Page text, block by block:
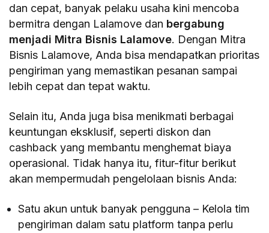
dan cepat, banyak pelaku usaha kini mencoba
bermitra dengan Lalamove dan bergabung
menjadi Mitra Bisnis Lalamove. Dengan Mitra
Bisnis Lalamove, Anda bisa mendapatkan prioritas
pengiriman yang memastikan pesanan sampai
lebih cepat dan tepat waktu.
Selain itu, Anda juga bisa menikmati berbagai
keuntungan eksklusif, seperti diskon dan
cashback yang membantu menghemat biaya
operasional. Tidak hanya itu, fitur-fitur berikut
akan mempermudah pengelolaan bisnis Anda:
Satu akun untuk banyak pengguna – Kelola tim
pengiriman dalam satu platform tanpa perlu